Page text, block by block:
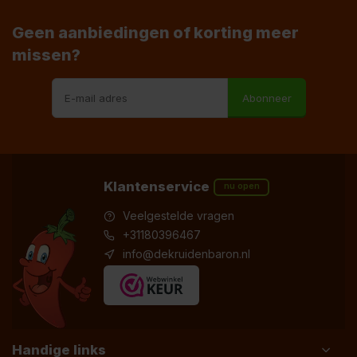
Geen aanbiedingen of korting meer
missen?
Abonneer
Klantenservice nu open
Veelgestelde vragen
+31180396467
info@dekruidenbaron.nl
Handige links